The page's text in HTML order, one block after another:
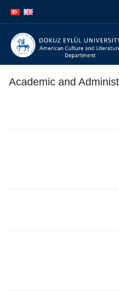
atla
atla
Academic and